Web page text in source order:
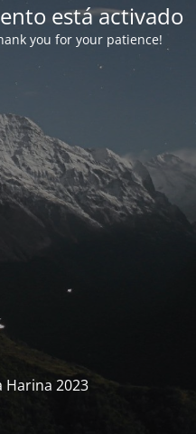
está activado
you for your patience!
Harina 2023